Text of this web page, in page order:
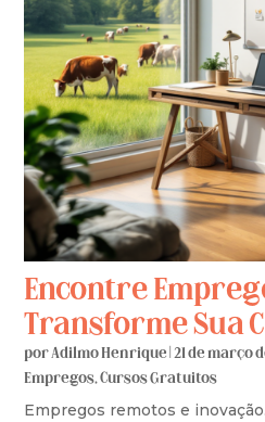
Encontre
Transforme Sua
porAdilmo Henrique|21 de março
Empregos,Cursos Gratuitos
Empregos remotos e